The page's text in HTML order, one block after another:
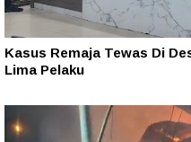
Kasus Remaja Tewas Di
Lima Pelaku